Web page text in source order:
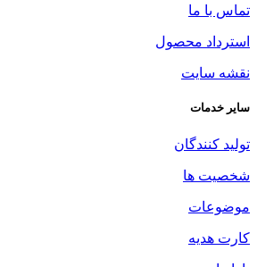
تماس با ما
استرداد محصول
نقشه سایت
سایر خدمات
تولید کنندگان
شخصیت ها
موضوعات
کارت هدیه